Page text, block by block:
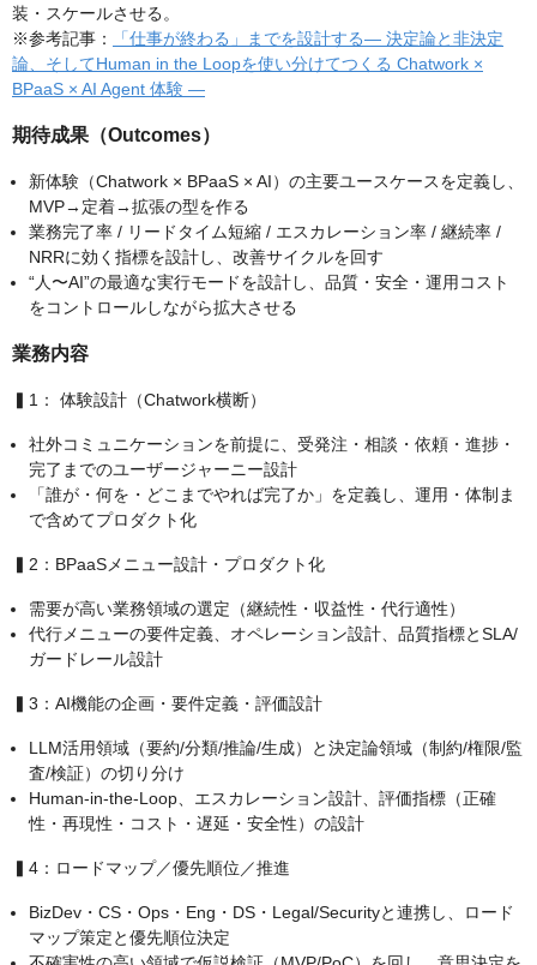
装・スケールさせる。
※参考記事：
「仕事が終わる」までを設計する— 決定論と非決定
論、そしてHuman in the Loopを使い分けてつくる Chatwork ×
BPaaS × AI Agent 体験 —
期待成果（Outcomes）
新体験（Chatwork × BPaaS × AI）の主要ユースケースを定義し、
MVP→定着→拡張の型を作る
業務完了率 / リードタイム短縮 / エスカレーション率 / 継続率 /
NRRに効く指標を設計し、改善サイクルを回す
“人〜AI”の最適な実行モードを設計し、品質・安全・運用コスト
をコントロールしながら拡大させる
業務内容
▍1： 体験設計（Chatwork横断）
社外コミュニケーションを前提に、受発注・相談・依頼・進捗・
完了までのユーザージャーニー設計
「誰が・何を・どこまでやれば完了か」を定義し、運用・体制ま
で含めてプロダクト化
▍2：BPaaSメニュー設計・プロダクト化
需要が高い業務領域の選定（継続性・収益性・代行適性）
代行メニューの要件定義、オペレーション設計、品質指標とSLA/
ガードレール設計
▍3：AI機能の企画・要件定義・評価設計
LLM活用領域（要約/分類/推論/生成）と決定論領域（制約/権限/監
査/検証）の切り分け
Human-in-the-Loop、エスカレーション設計、評価指標（正確
性・再現性・コスト・遅延・安全性）の設計
▍4：ロードマップ／優先順位／推進
BizDev・CS・Ops・Eng・DS・Legal/Securityと連携し、ロード
マップ策定と優先順位決定